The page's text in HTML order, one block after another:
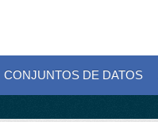
CONJUNTOS DE DATOS